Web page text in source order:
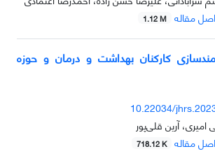
اصل مقاله 1.12 M
کارکنان بهداشت و درمان و حوزه
10.22034/
آرین قلی‌پور
اصل مقاله 718.12 K